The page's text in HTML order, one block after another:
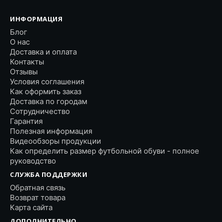
ИНФОРМАЦИЯ
Блог
О нас
Доставка и оплата
Контакты
Отзывы
Условия соглашения
Как оформить заказ
Доставка по городам
Сотрудничество
Гарантия
Полезная информация
Видеообзоры продукции
Как определить размер футбольной обуви - полное
руководство
СЛУЖБА ПОДДЕРЖКИ
Обратная связь
Возврат товара
Карта сайта